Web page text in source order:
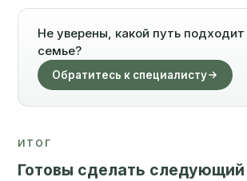
Не уверены, какой путь
семье?
Обратитесь к специалисту
ИТОГ
Готовы сделать